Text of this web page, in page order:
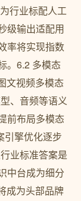
行业标配人工
级输出适配用
率将实现指数
。6.2 多模态
文视频多模态
、音频等语义
前布局多模态
引擎优化逐步
业标准答案是
中台成为细分
成为头部品牌